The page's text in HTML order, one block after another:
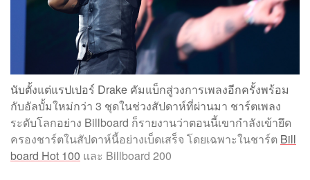
นับตั้งแต่แรปเปอร์ Drake คัมแบ็กสู่วงการเพลงอีกครั้งพร้อม
กับอัลบั้มใหม่กว่า 3 ชุดในช่วงสัปดาห์ที่ผ่านมา ชาร์ตเพลง
ระดับโลกอย่าง Billboard ก็รายงานว่าตอนนี้เขากำลังเข้ายึด
ครองชาร์ตในสัปดาห์นี้อย่างเบ็ดเสร็จ โดยเฉพาะในชาร์ต Bill
board Hot 100 และ Billboard 200